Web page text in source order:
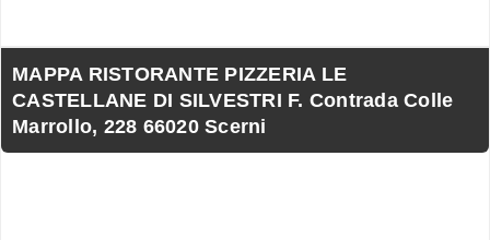
MAPPA RISTORANTE PIZZERIA LE
CASTELLANE DI SILVESTRI F. Contrada Colle
Marrollo, 228 66020 Scerni